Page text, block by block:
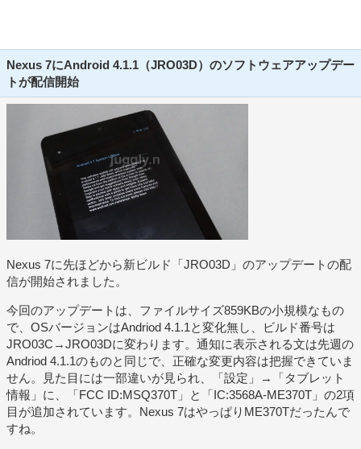
Nexus 7にAndroid 4.1.1（JRO03D）のソフトウェアアップデー
トが配信開始
Nexus 7に先ほどから新ビルド「JRO03D」のアップデートの配
信が開始されました。
今回のアップデートは、ファイルサイズ859KBの小規模なもの
で、OSバージョンはAndriod 4.1.1と変化無し、ビルド番号は
JRO03C→JRO03Dに変わります。通知に表示される文は先週の
Andriod 4.1.1のものと同じで、正確な変更内容は把握できていま
せん。見た目には一部違いが見られ、「設定」→「タブレット
情報」に、「FCC ID:MSQ370T」と「IC:3568A-ME370T」の2項
目が追加されています。Nexus 7はやっぱりME370Tだったんで
すね。